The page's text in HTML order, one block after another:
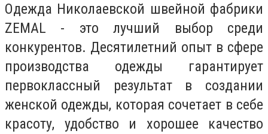
Одежда Николаевской швейной фабрики
ZEMAL - это лучший выбор среди
конкурентов. Десятилетний опыт в сфере
производства одежды гарантирует
первоклассный результат в создании
женской одежды, которая сочетает в себе
красоту, удобство и хорошее качество